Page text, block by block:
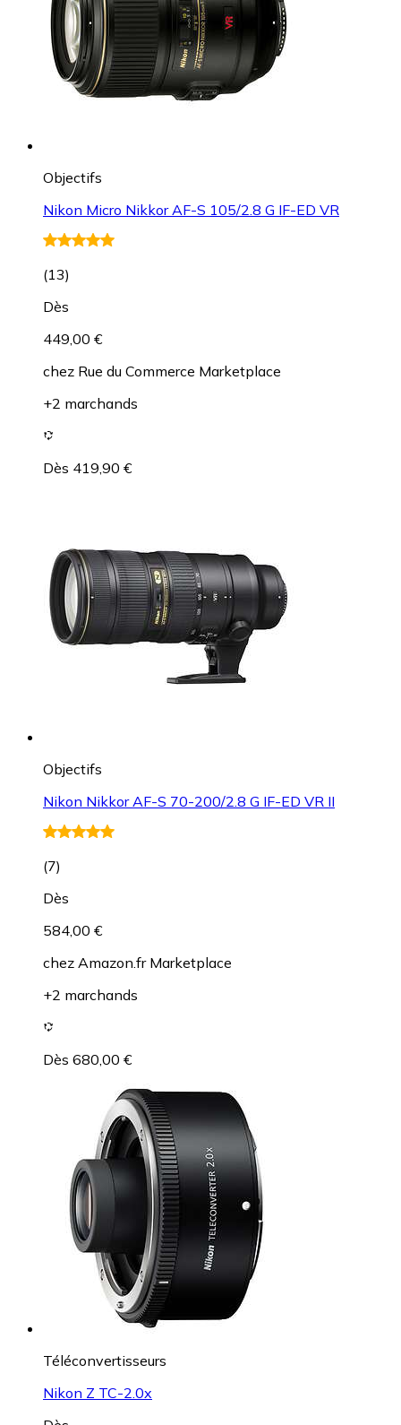
Objectifs
Nikon Micro Nikkor AF-S 105/2.8 G IF-ED VR
(13)
Dès
449,00 €
chez Rue du Commerce Marketplace
+2 marchands
Dès 419,90 €
Objectifs
Nikon Nikkor AF-S 70-200/2.8 G IF-ED VR II
(7)
Dès
584,00 €
chez Amazon.fr Marketplace
+2 marchands
Dès 680,00 €
Téléconvertisseurs
Nikon Z TC-2.0x